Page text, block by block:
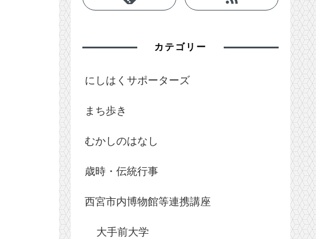
カテゴリー
にしはくサポーターズ
まち歩き
むかしのはなし
歳時・伝統行事
西宮市内博物館等連携講座
大手前大学